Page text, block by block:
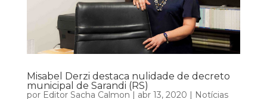
Misabel Derzi destaca nulidade de decreto
municipal de Sarandi (RS)
por Editor Sacha Calmon | abr 13, 2020 | Notícias